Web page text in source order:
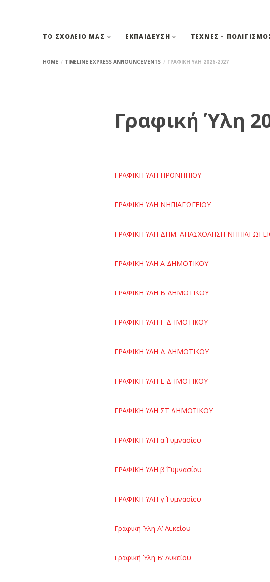
ΤΟ ΣΧΟΛΕΙΟ ΜΑΣ ΕΚΠΑΙΔΕΥΣΗ ΤΕΧΝΕΣ –
HOME TIMELINE EXPRESS ANNOUNCEMENTS ΓΡΑΦΙΚΗ ΥΛΗ 2026-2027
Γραφική Ύλη
ΓΡΑΦΙΚΗ ΥΛΗ ΠΡΟΝΗΠΙΟΥ
ΓΡΑΦΙΚΗ ΥΛΗ ΝΗΠΙΑΓΩΓΕΙΟΥ
ΓΡΑΦΙΚΗ ΥΛΗ ΔΗΜ. ΑΠΑΣΧΟΛΗΣΗ
ΓΡΑΦΙΚΗ ΥΛΗ Α ΔΗΜΟΤΙΚΟΥ
ΓΡΑΦΙΚΗ ΥΛΗ Β ΔΗΜΟΤΙΚΟΥ
ΓΡΑΦΙΚΗ ΥΛΗ Γ ΔΗΜΟΤΙΚΟΥ
ΓΡΑΦΙΚΗ ΥΛΗ Δ ΔΗΜΟΤΙΚΟΥ
ΓΡΑΦΙΚΗ ΥΛΗ E ΔΗΜΟΤΙΚΟΥ
ΓΡΑΦΙΚΗ ΥΛΗ ΣΤ ΔΗΜΟΤΙΚΟΥ
ΓΡΑΦΙΚΗ ΥΛΗ α΄ Γυμνασίου
ΓΡΑΦΙΚΗ ΥΛΗ β΄ Γυμνασίου
ΓΡΑΦΙΚΗ ΥΛΗ γ΄ Γυμνασίου
Γραφική Ύλη Α’ Λυκείου
Γραφική Ύλη Β’ Λυκείου